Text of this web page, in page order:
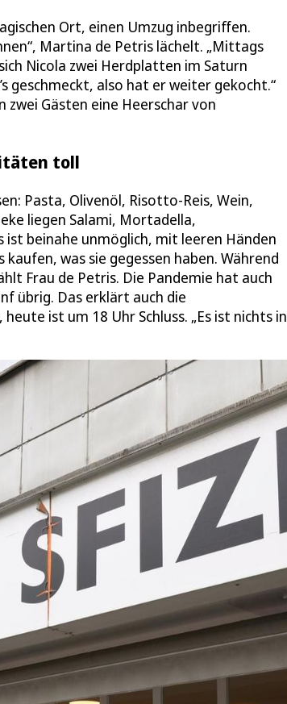
Ort, einen Umzug inbegriffen.
Martina de Petris lächelt. „Mittags
Nicola zwei Herdplatten im Saturn
geschmeckt, also hat er weiter gekocht.“
Gästen eine Heerschar von
toll
Pasta, Olivenöl, Risotto-Reis, Wein,
liegen Salami, Mortadella,
beinahe unmöglich, mit leeren Händen
was sie gegessen haben. Während
Frau de Petris. Die Pandemie hat auch
übrig. Das erklärt auch die
ist um 18 Uhr Schluss. „Es ist nichts in